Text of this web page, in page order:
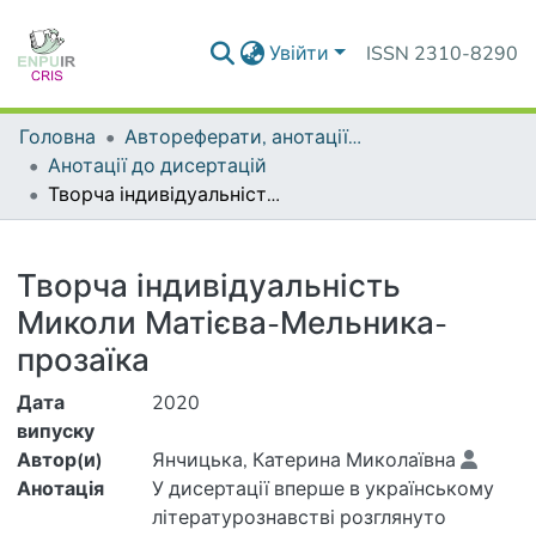
Увійти ISSN 2310-8290
Головна
Автореферати, анотації до дисертацій та дисертації
Анотації до дисертацій
Творча індивідуальність Миколи Матієва-Мельника-прозаїка
Творча індивідуальність
Миколи Матієва-Мельника-
прозаїка
Дата
випуску
2020
Автор(и)
Янчицька, Катерина Миколаївна
Анотація
У дисертації вперше в українському
літературознавстві розглянуто